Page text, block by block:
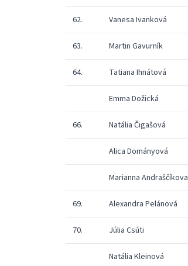
62. Vanesa Ivanková
63. Martin Gavurník
64. Tatiana Ihnátová
Emma Dožická
66. Natália Čigašová
Alica Dományová
Marianna Andraščíkova
69. Alexandra Pelánová
70. Júlia Csúti
Natália Kleinová